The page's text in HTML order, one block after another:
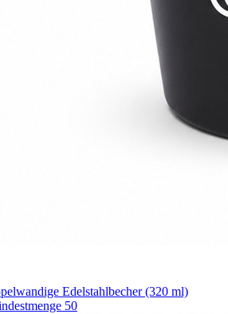
Edelstahlbecher (320 ml)
50